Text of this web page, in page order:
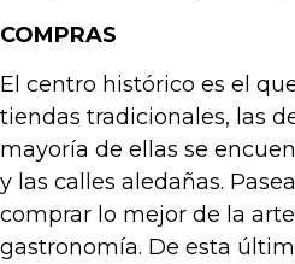
COMPRAS
El centro histórico es el
tiendas tradicionales, las
mayoría de ellas se
y las calles aledañas.
comprar lo mejor de la
gastronomía. De esta